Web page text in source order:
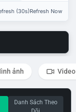
(30s)Refresh Now
ảnh Video
Danh Sách Theo